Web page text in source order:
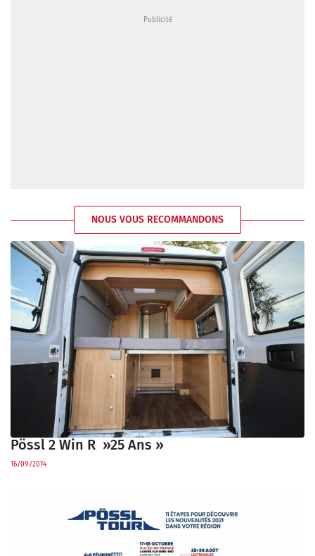
NOUS VOUS RECOMMANDONS
Pössl 2 Win R »25 Ans »
16/09/2014